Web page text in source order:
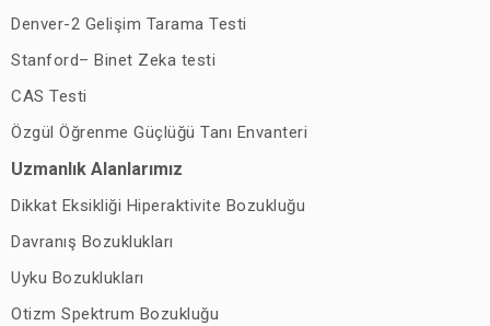
Denver-2 Gelişim Tarama Testi
Stanford– Binet Zeka testi
CAS Testi
Özgül Öğrenme Güçlüğü Tanı Envanteri
Uzmanlık Alanlarımız
Dikkat Eksikliği Hiperaktivite Bozukluğu
Davranış Bozuklukları
Uyku Bozuklukları
Otizm Spektrum Bozukluğu